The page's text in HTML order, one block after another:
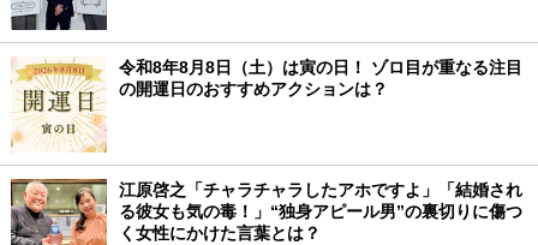
令和8年8月8日（土）は寅の日！ ゾロ目が重なる注目
の開運日のおすすめアクションは？
江原啓之「チャラチャラしたアホですよ」「結婚され
る彼女も気の毒！」“独身アピール男”の裏切りに傷つ
く女性にかけた言葉とは？